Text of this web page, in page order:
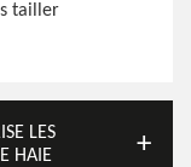
tailler
LES
HAIE